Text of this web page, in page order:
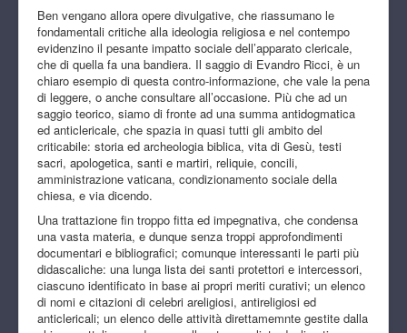
Ben vengano allora opere divulgative, che riassumano le
fondamentali critiche alla ideologia religiosa e nel contempo
evidenzino il pesante impatto sociale dell’apparato clericale,
che di quella fa una bandiera. Il saggio di Evandro Ricci, è un
chiaro esempio di questa contro-informazione, che vale la pena
di leggere, o anche consultare all’occasione. Più che ad un
saggio teorico, siamo di fronte ad una summa antidogmatica
ed anticlericale, che spazia in quasi tutti gli ambito del
criticabile: storia ed archeologia biblica, vita di Gesù, testi
sacri, apologetica, santi e martiri, reliquie, concili,
amministrazione vaticana, condizionamento sociale della
chiesa, e via dicendo.
Una trattazione fin troppo fitta ed impegnativa, che condensa
una vasta materia, e dunque senza troppi approfondimenti
documentari e bibliografici; comunque interessanti le parti più
didascaliche: una lunga lista dei santi protettori e intercessori,
ciascuno identificato in base ai propri meriti curativi; un elenco
di nomi e citazioni di celebri areligiosi, antireligiosi ed
anticlericali; un elenco delle attività direttamemnte gestite dalla